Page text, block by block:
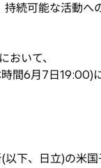
続可能な活動へ
おいて、
間6月7日19:00)
下、日立)の米国